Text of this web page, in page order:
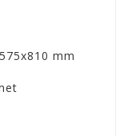
mm